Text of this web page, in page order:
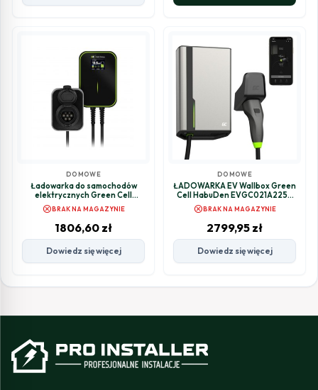
DOMOWE
Ładowarka do samochodów
elektrycznych Green Cell
cancelBRAK NA MAGAZYNIE
1806,60 zł
Dowiedz się więcej
DOMOWE
ŁADOWARKA EV Wallbox Green
Cell HabuDen EVGC021A2250
22kW TYPE 2 5M GC App BT Wi-Fi
cancelBRAK NA MAGAZYNIE
2799,95 zł
Dowiedz się więcej